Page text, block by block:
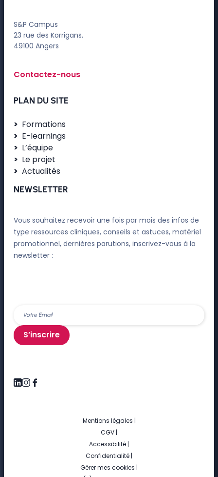
S&P Campus
23 rue des Korrigans,
49100 Angers
Contactez-nous
PLAN DU SITE
Formations
E-learnings
L’équipe
Le projet
Actualités
NEWSLETTER
Vous souhaitez recevoir une fois par mois des infos de
type ressources cliniques, conseils et astuces, matériel
promotionnel, dernières parutions, inscrivez-vous à la
newsletter :
S’inscrire
Mentions légales |
CGV |
Accessibilité |
Confidentialité |
Gérer mes cookies |